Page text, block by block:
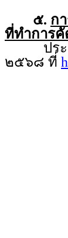
๕. ก
ที่ทำการคั
ประกา
๒๕๖๘ ที่